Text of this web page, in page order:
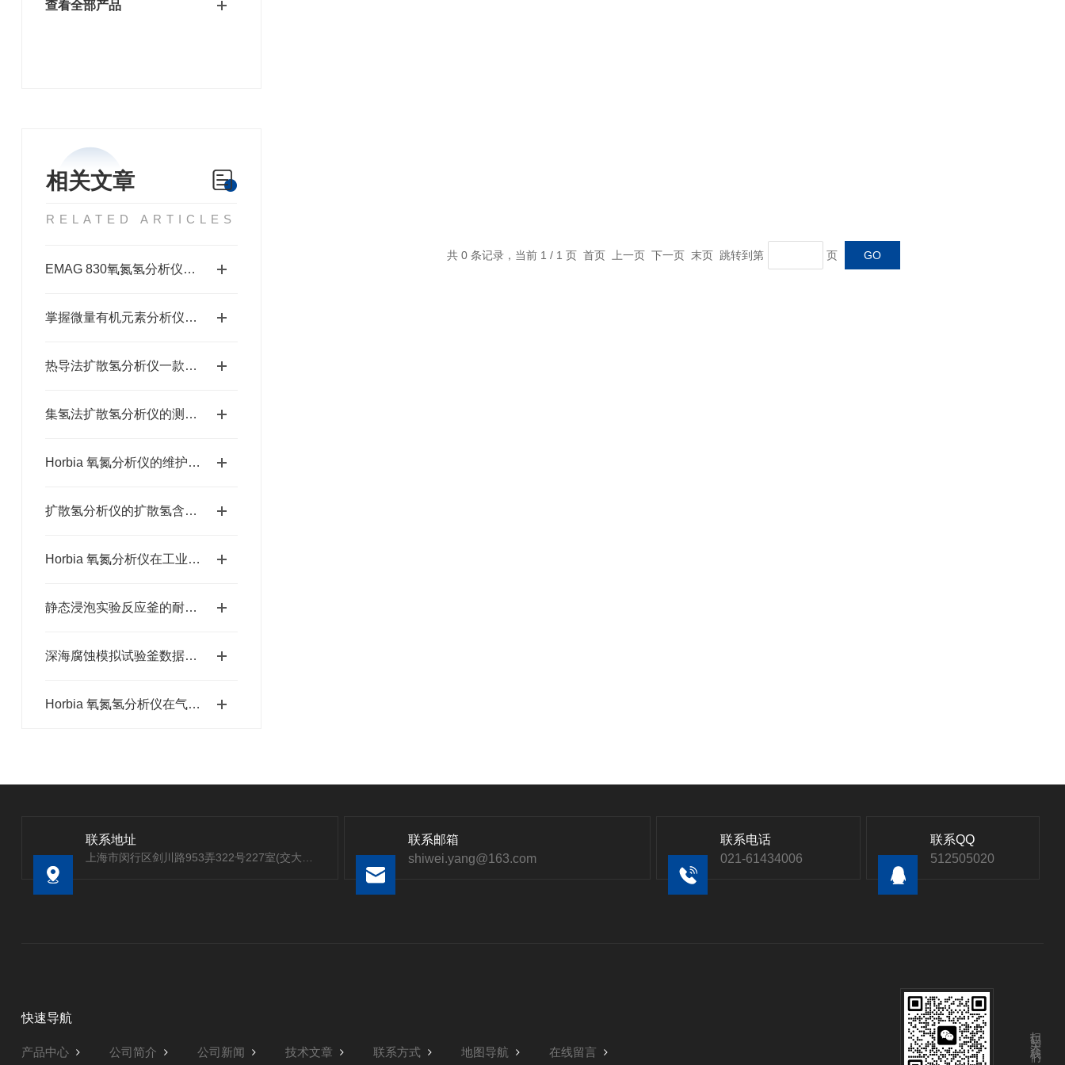
查看全部产品
相关文章
RELATED ARTICLES
EMAG 830氧氮氢分析仪的操作规范与维护保养要点
掌握微量有机元素分析仪使用方法，精准检测的指南
热导法扩散氢分析仪一款精准检测氢含量的仪器
集氢法扩散氢分析仪的测定因素
Horbia 氧氮分析仪的维护和保养要点
扩散氢分析仪的扩散氢含量检测方法
Horbia 氧氮分析仪在工业气体监测中的应用
静态浸泡实验反应釜的耐腐蚀试验技术解析
深海腐蚀模拟试验釜数据采集与长期运行分析
Horbia 氧氮氢分析仪在气体分析中的应用
共 0 条记录，当前 1 / 1 页 首页 上一页 下一页 末页 跳转到第 页
联系地址
联系邮箱
shiwei.yang@163.com
联系电话
021-61434006
联系QQ
512505020
快速导航
产品中心 公司简介 公司新闻 技术文章 联系方式 地图导航 在线留言
扫码关注我们